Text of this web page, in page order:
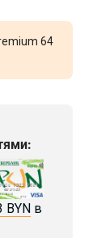
64
BYN в